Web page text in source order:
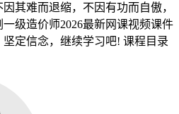
其难而退缩，不因有功而自傲，
级造价师2026最新网课视频课件
定信念，继续学习吧! 课程目录